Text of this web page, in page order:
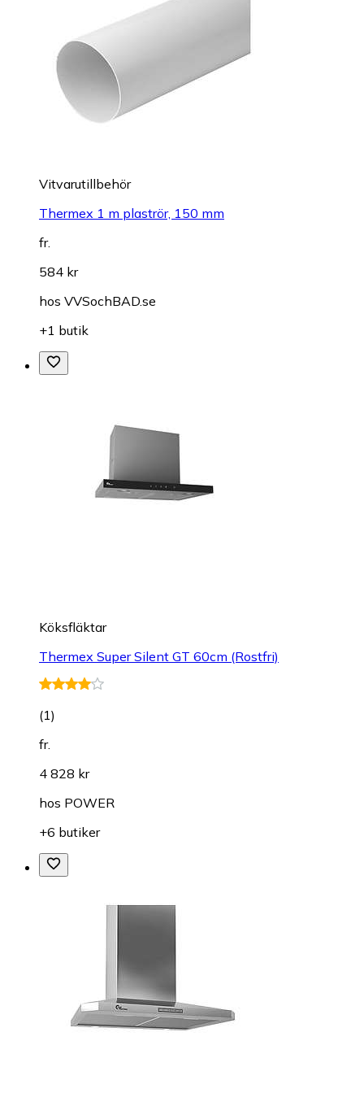
Vitvarutillbehör
Thermex 1 m plaströr, 150 mm
fr.
584 kr
hos VVSochBAD.se
+1 butik
Köksfläktar
Thermex Super Silent GT 60cm (Rostfri)
(1)
fr.
4 828 kr
hos POWER
+6 butiker